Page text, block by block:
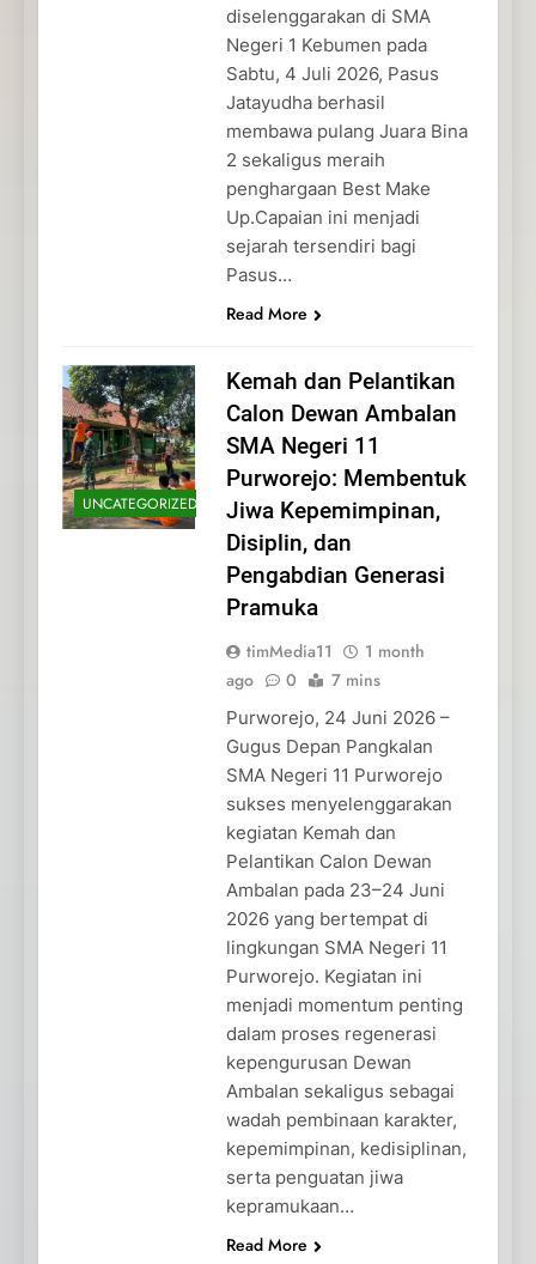
diselenggarakan di SMA
Negeri 1 Kebumen pada
Sabtu, 4 Juli 2026, Pasus
Jatayudha berhasil
membawa pulang Juara Bina
2 sekaligus meraih
penghargaan Best Make
Up.Capaian ini menjadi
sejarah tersendiri bagi
Pasus…
Read More
UNCATEGORIZED
Kemah dan Pelantikan
Calon Dewan Ambalan
SMA Negeri 11
Purworejo: Membentuk
Jiwa Kepemimpinan,
Disiplin, dan
Pengabdian Generasi
Pramuka
timMedia11
1 month
ago
0 7 mins
Purworejo, 24 Juni 2026 –
Gugus Depan Pangkalan
SMA Negeri 11 Purworejo
sukses menyelenggarakan
kegiatan Kemah dan
Pelantikan Calon Dewan
Ambalan pada 23–24 Juni
2026 yang bertempat di
lingkungan SMA Negeri 11
Purworejo. Kegiatan ini
menjadi momentum penting
dalam proses regenerasi
kepengurusan Dewan
Ambalan sekaligus sebagai
wadah pembinaan karakter,
kepemimpinan, kedisiplinan,
serta penguatan jiwa
kepramukaan…
Read More